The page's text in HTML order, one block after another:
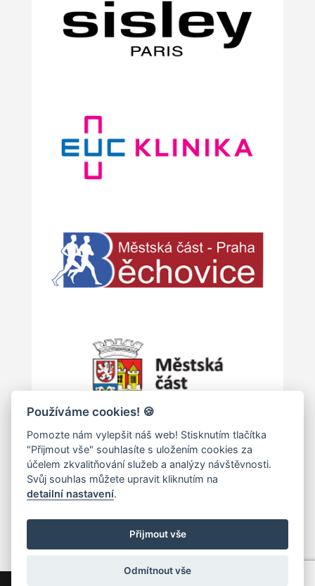
KONTAKTUJTE NÁS
Používáme cookies! 🍪
Pomozte nám vylepšit náš web! Stisknutím tlačítka
"Přijmout vše" souhlasíte s uložením cookies za
účelem zkvalitňování služeb a analýzy návštěvnosti.
Svůj souhlas můžete upravit kliknutím na
detailní nastavení.
Přijmout vše
Odmítnout vše